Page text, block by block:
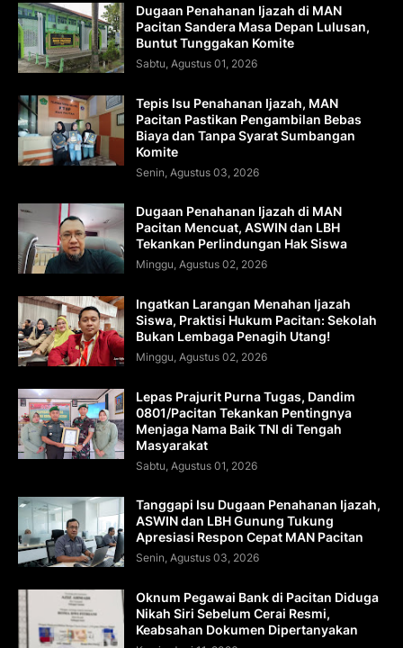
Dugaan Penahanan Ijazah di MAN
Pacitan Sandera Masa Depan Lulusan,
Buntut Tunggakan Komite
Sabtu, Agustus 01, 2026
Tepis Isu Penahanan Ijazah, MAN
Pacitan Pastikan Pengambilan Bebas
Biaya dan Tanpa Syarat Sumbangan
Komite
Senin, Agustus 03, 2026
Dugaan Penahanan Ijazah di MAN
Pacitan Mencuat, ASWIN dan LBH
Tekankan Perlindungan Hak Siswa
Minggu, Agustus 02, 2026
Ingatkan Larangan Menahan Ijazah
Siswa, Praktisi Hukum Pacitan: Sekolah
Bukan Lembaga Penagih Utang!
Minggu, Agustus 02, 2026
Lepas Prajurit Purna Tugas, Dandim
0801/Pacitan Tekankan Pentingnya
Menjaga Nama Baik TNI di Tengah
Masyarakat
Sabtu, Agustus 01, 2026
Tanggapi Isu Dugaan Penahanan Ijazah,
ASWIN dan LBH Gunung Tukung
Apresiasi Respon Cepat MAN Pacitan
Senin, Agustus 03, 2026
Oknum Pegawai Bank di Pacitan Diduga
Nikah Siri Sebelum Cerai Resmi,
Keabsahan Dokumen Dipertanyakan